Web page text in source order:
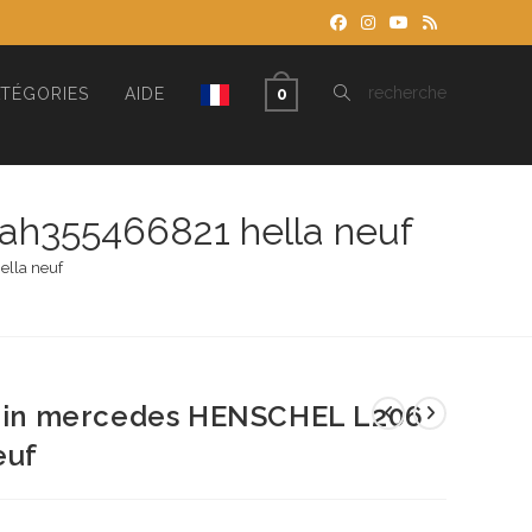
recherche
AIDE 0 TOGGLE
hella neuf
neuf
mercedes HENSCHEL L206